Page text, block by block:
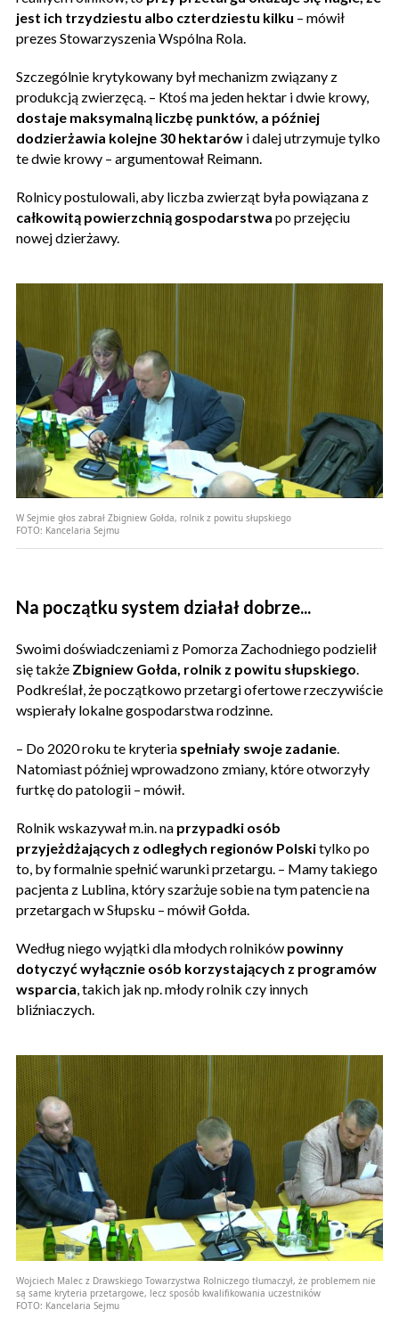
jest ich trzydziestu albo czterdziestu kilku – mówił
prezes Stowarzyszenia Wspólna Rola.
Szczególnie krytykowany był mechanizm związany z
produkcją zwierzęcą. – Ktoś ma jeden hektar i dwie krowy,
dostaje maksymalną liczbę punktów, a później
dodzierżawia kolejne 30 hektarów i dalej utrzymuje tylko
te dwie krowy – argumentował Reimann.
Rolnicy postulowali, aby liczba zwierząt była powiązana z
całkowitą powierzchnią gospodarstwa po przejęciu
nowej dzierżawy.
W Sejmie głos zabrał Zbigniew Gołda, rolnik z powitu słupskiego
FOTO: Kancelaria Sejmu
Na początku system działał dobrze...
Swoimi doświadczeniami z Pomorza Zachodniego podzielił
się także Zbigniew Gołda, rolnik z powitu słupskiego.
Podkreślał, że początkowo przetargi ofertowe rzeczywiście
wspierały lokalne gospodarstwa rodzinne.
– Do 2020 roku te kryteria spełniały swoje zadanie.
Natomiast później wprowadzono zmiany, które otworzyły
furtkę do patologii – mówił.
Rolnik wskazywał m.in. na przypadki osób
przyjeżdżających z odległych regionów Polskitylko po
to, by formalnie spełnić warunki przetargu. – Mamy takiego
pacjenta z Lublina, który szarżuje sobie na tym patencie na
przetargach w Słupsku – mówił Gołda.
Według niego wyjątki dla młodych rolników powinny
dotyczyć wyłącznie osób korzystających z programów
wsparcia, takich jak np. młody rolnik czy innych
bliźniaczych.
Wojciech Malec z Drawskiego Towarzystwa Rolniczego tłumaczył, że problemem nie
są same kryteria przetargowe, lecz sposób kwalifikowania uczestników
FOTO: Kancelaria Sejmu